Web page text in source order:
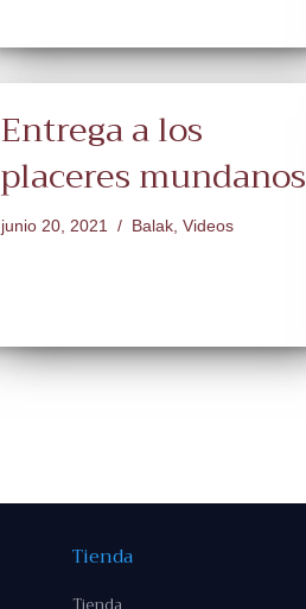
Entrega a los
placeres mundanos
junio 20, 2021 Balak Videos
Tienda